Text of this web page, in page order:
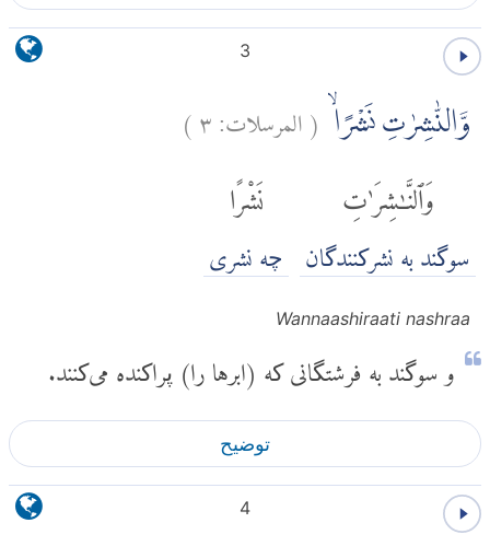
3
وَّالنّٰشِرٰتِ نَشْرًاۙ (المرسلات:٣)
وَٱلنَّٰشِرَٰتِ
سوگند به نشرکنندگان
نَشْرًا
چه نشری
Wannaashiraati nashraa
و سوگند به فرشتگانی که (ابرها را) پراکنده می‌کنند.
توضیح
4